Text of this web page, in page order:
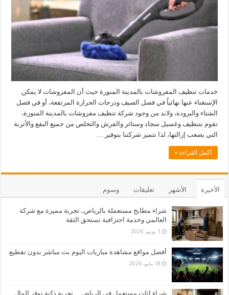
خدمات تنظيف المفروشات بالمدينة المنورة حيث أن المفروشات لا يمكن
الإستغناء عنها نهائياً في فصل الصيف ودرجات الحرارة المرتفعة، أو في فصل
الشتاء والبرودة، ولابد من وجود شركة تنظيف مفروشات بالمدينة المنورة،
تقوم بتنظيف وغسيل سجاد وستائر والفرش والتخلص من جميع البقع والأتربة
التي يصعب إزالتها، لذا تتميز شركتنا بتوفير …
أكمل القراءة »
الأخيرة الأشهر تعليقات وسوم
شراء مطابخ مستعملة بالرياض.. تجربة مميزة مع شركة
العالمي وخدمة احترافية تستحق الثقة
1 يونيو، 2026
أفضل مواقع مشاهدة مباريات اليوم بث مباشر بدون تقطيع
18 مايو، 2026
شراء اثاث مستعمل في الرياض… تجربة ذكية توفر المال